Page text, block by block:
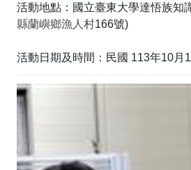
活動地點：國立臺東大學達悟族知
縣蘭嶼鄉漁人村166號)
活動日期及時間：民國 113年10月